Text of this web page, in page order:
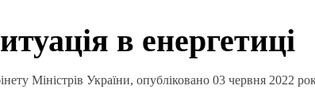
в енергетиці
Міністрів України, опубліковано 03 червня 2022